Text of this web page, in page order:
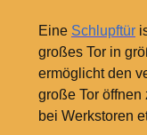
Eine Schlupftür
großes Tor in
ermöglicht den
große Tor
bei Werkstoren